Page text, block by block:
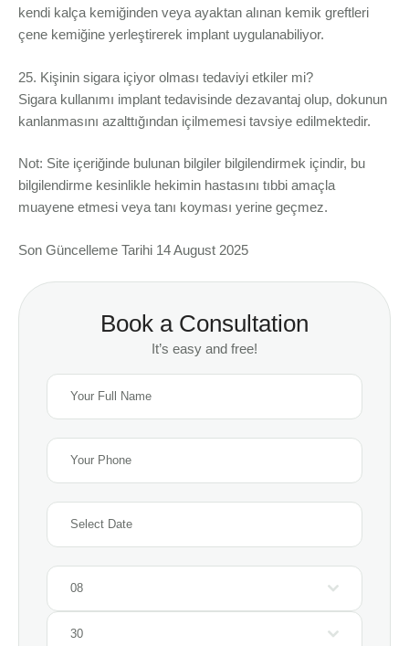
kendi kalça kemiğinden veya ayaktan alınan kemik greftleri
çene kemiğine yerleştirerek implant uygulanabiliyor.
25. Kişinin sigara içiyor olması tedaviyi etkiler mi?
Sigara kullanımı implant tedavisinde dezavantaj olup, dokunun
kanlanmasını azalttığından içilmemesi tavsiye edilmektedir.
Not: Site içeriğinde bulunan bilgiler bilgilendirmek içindir, bu
bilgilendirme kesinlikle hekimin hastasını tıbbi amaçla
muayene etmesi veya tanı koyması yerine geçmez.
Son Güncelleme Tarihi 14 August 2025
Book a Consultation
It’s easy and free!
08
30